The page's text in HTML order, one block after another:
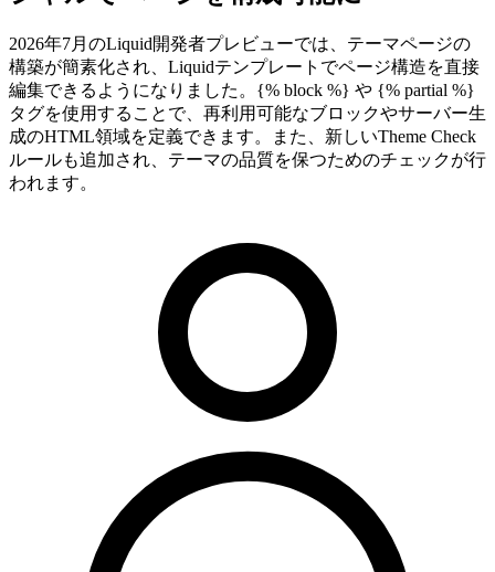
2026年7月のLiquid開発者プレビューでは、テーマページの
構築が簡素化され、Liquidテンプレートでページ構造を直接
編集できるようになりました。{% block %} や {% partial %}
タグを使用することで、再利用可能なブロックやサーバー生
成のHTML領域を定義できます。また、新しいTheme Check
ルールも追加され、テーマの品質を保つためのチェックが行
われます。